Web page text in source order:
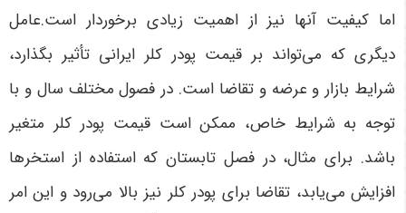
اما کیفیت آنها نیز از اهمیت زیادی برخوردار است.عامل
دیگری که می‌تواند بر قیمت پودر کلر ایرانی تأثیر بگذارد،
شرایط بازار و عرضه و تقاضا است. در فصول مختلف سال و با
توجه به شرایط خاص، ممکن است قیمت پودر کلر متغیر
باشد. برای مثال، در فصل تابستان که استفاده از استخرها
افزایش می‌یابد، تقاضا برای پودر کلر نیز بالا می‌رود و این امر